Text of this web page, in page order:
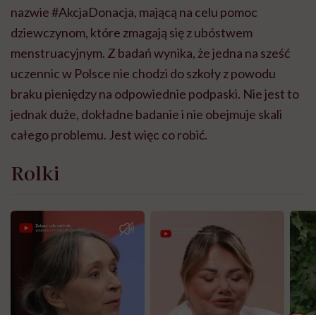
nazwie #AkcjaDonacja, mającą na celu pomoc
dziewczynom, które zmagają się z ubóstwem
menstruacyjnym. Z badań wynika, że jedna na sześć
uczennic w Polsce nie chodzi do szkoły z powodu
braku pieniędzy na odpowiednie podpaski. Nie jest to
jednak duże, dokładne badanie i nie obejmuje skali
całego problemu. Jest więc co robić.
Rolki